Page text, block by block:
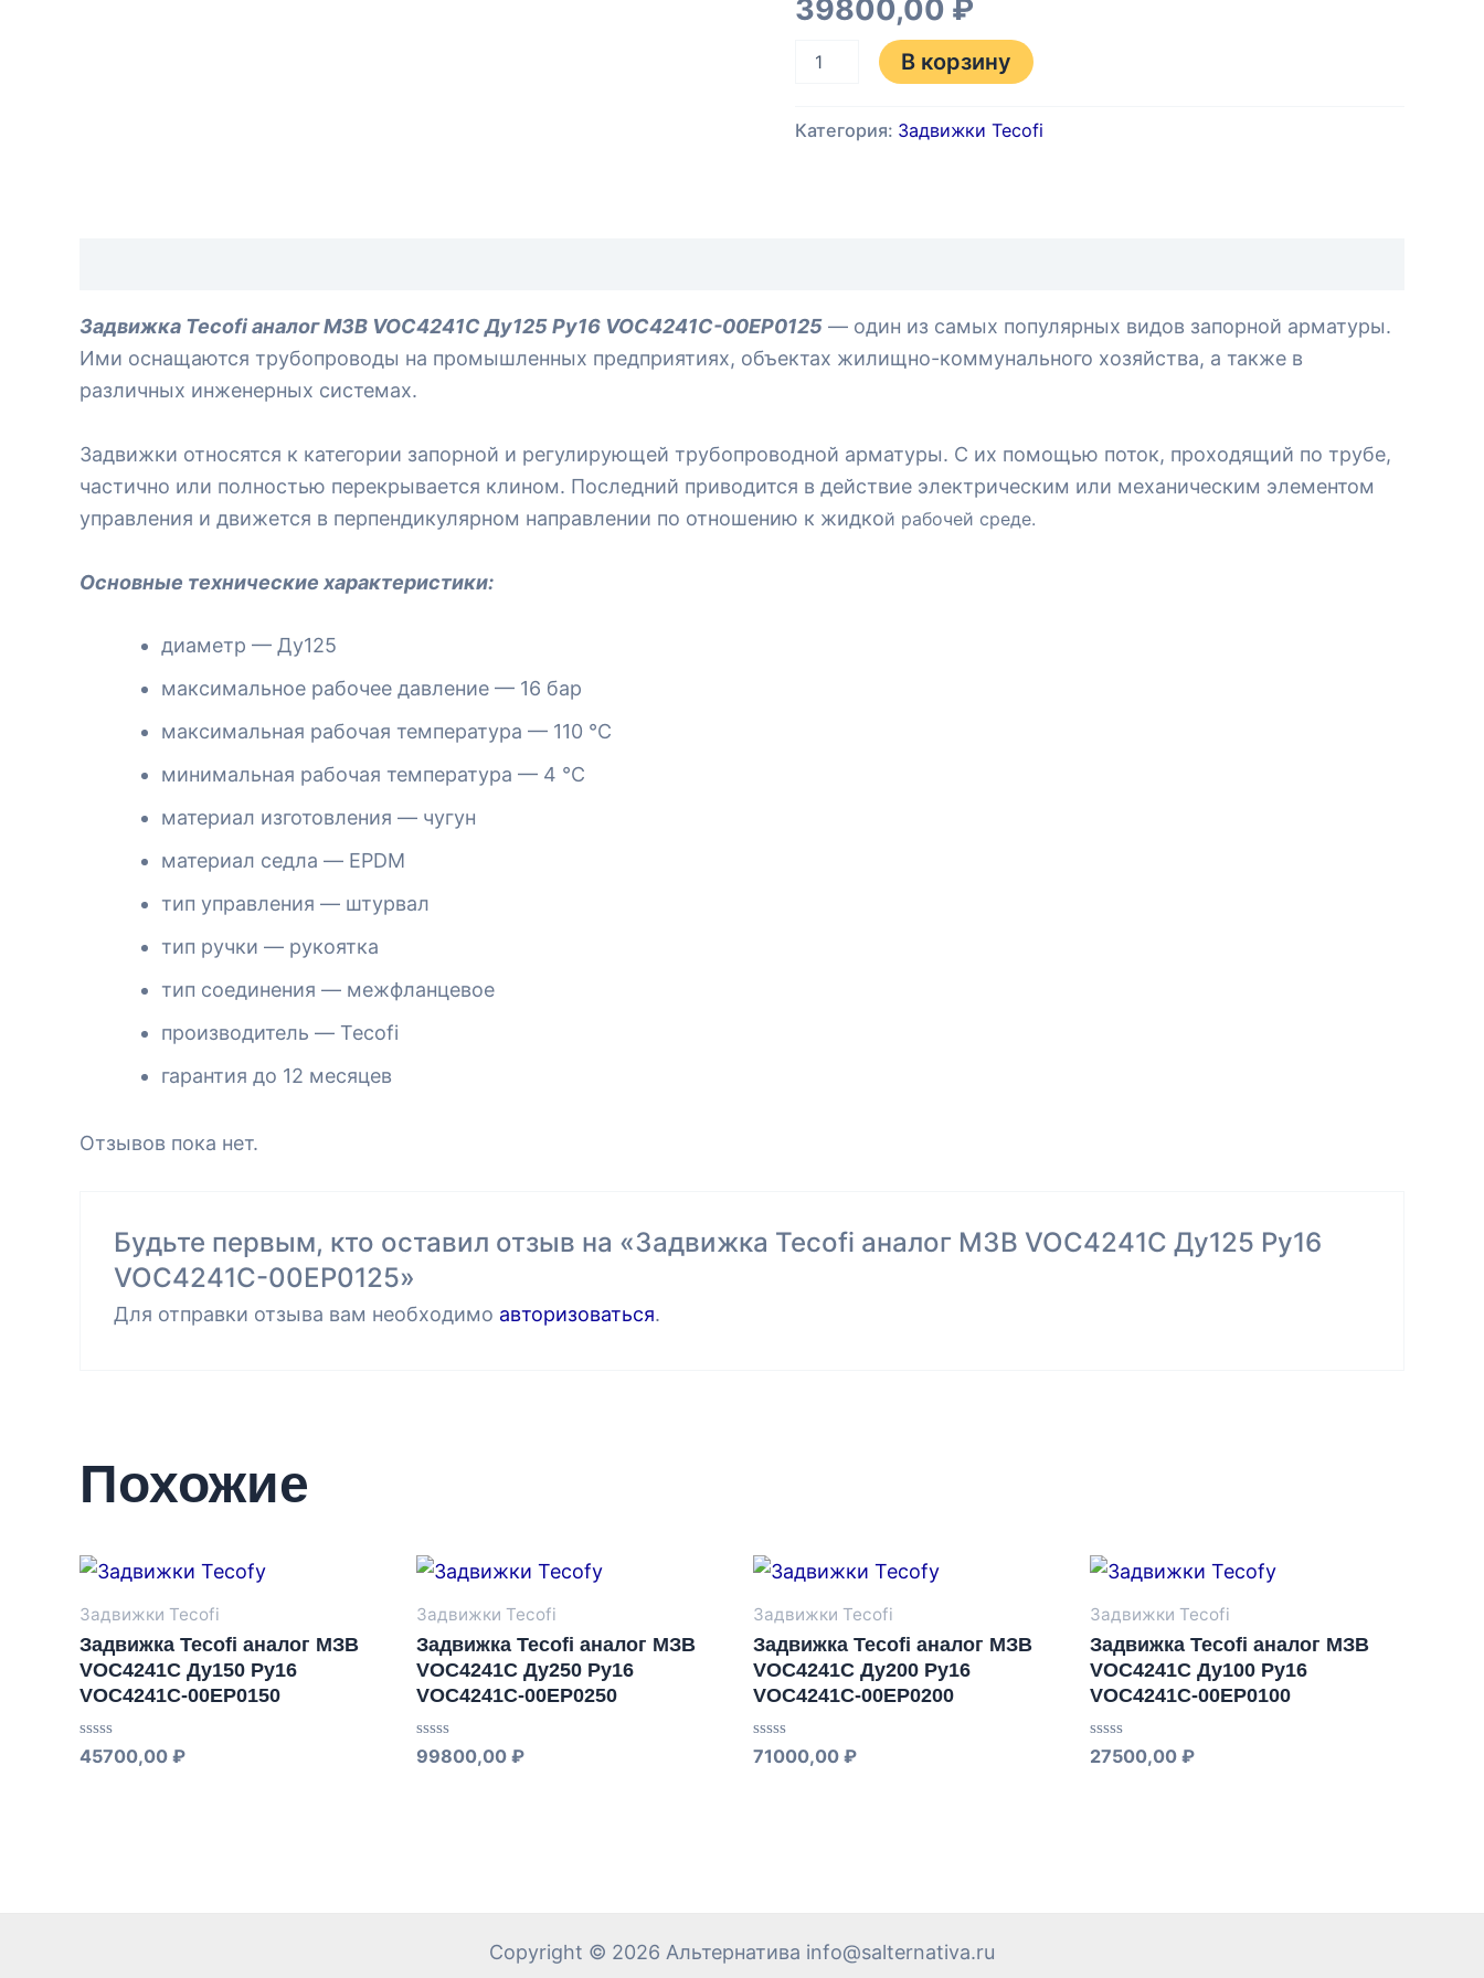
39800,00 ₽
00EP0125
В корзину
Категория: Задвижки Tecofi
Задвижка Tecofi аналог МЗВ VOC4241C Ду125 Ру16 VOC4241C-00EP0125 — один из самых популярных видов запорной арматуры.
Ими оснащаются трубопроводы на промышленных предприятиях, объектах жилищно-коммунального хозяйства, а также в
различных инженерных системах.
Задвижки относятся к категории запорной и регулирующей трубопроводной арматуры. С их помощью поток, проходящий по трубе,
частично или полностью перекрывается клином. Последний приводится в действие электрическим или механическим элементом
управления и движется в перпендикулярном направлении по отношению к жидкой рабочей среде.
Основные технические характеристики:
диаметр — Ду125
максимальное рабочее давление — 16 бар
максимальная рабочая температура — 110 °С
минимальная рабочая температура — 4 °С
материал изготовления — чугун
материал седла — EPDM
тип управления — штурвал
тип ручки — рукоятка
тип соединения — межфланцевое
производитель — Tecofi
гарантия до 12 месяцев
Отзывов пока нет.
Будьте первым, кто оставил отзыв на «Задвижка Tecofi аналог МЗВ VOC4241C Ду125 Ру16
VOC4241C-00EP0125»
Для отправки отзыва вам необходимо авторизоваться.
Похожие
Задвижки Tecofi
Задвижка Tecofi аналог МЗВ
VOC4241C Ду150 Ру16
VOC4241C-00EP0150
Оценка
45700,00 ₽
Задвижки Tecofi
Задвижка Tecofi аналог МЗВ
VOC4241C Ду250 Ру16
VOC4241C-00EP0250
Оценка
99800,00 ₽
Задвижки Tecofi
Задвижка Tecofi аналог МЗВ
VOC4241C Ду200 Ру16
VOC4241C-00EP0200
Оценка
71000,00 ₽
Задвижки Tecofi
Задвижка Tecofi аналог МЗВ
VOC4241C Ду100 Ру16
VOC4241C-00EP0100
Оценка
27500,00 ₽
Copyright © 2026 Альтернатива info@salternativa.ru